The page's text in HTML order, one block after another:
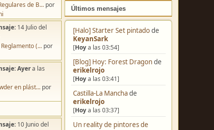
Últimos mensajes
[Halo] Starter Set pintadode
KeyanSark
[Hoya las 03:54]
[Blog] Hoy: Forest Dragonde
erikelrojo
[Hoya las 03:41]
Castilla-La Manchade
erikelrojo
[Hoya las 03:37]
Un reality de pintores de
de B... por
14 Julio del
Reglamento (... por
Ayera las
en plást... por
10 Junio del